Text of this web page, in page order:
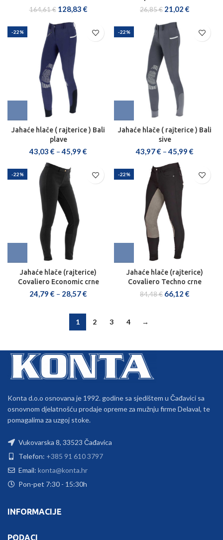
164,61€ 128,83 €
26,85€ 21,02 €
-22%
Jahaće hlače ( rajterice ) Bali
plave
43,03 € –45,99 €
-22%
Jahaće hlače ( rajterice ) Bali
sive
43,97€ –45,99 €
-22%
Jahaće hlače (rajterice)
Covaliero Economic crne
24,79 € – 28,57€
-22%
Jahaće hlače (rajterice)
Covaliero Techno crne
84,48€ 66,12 €
1 2 3 4 →
Konta d.o.o osnovana je 1992. godine sa sjedištem u Čađavici sa
osnovnom djelatnošću prodaje opreme za mužnju firme Delaval, te
pomagalima za uzgoj stoke.
Vukovarska 8, 33523 Čađavica
Telefon: +385 91 610 3797
Email: konta@konta.hr
Pon-pet 7:30 - 15:30h
INFORMACIJE
PODACI